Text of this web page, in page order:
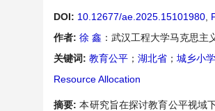
DOI: 10.12677/ae.2025.15101980
作者: 徐 鑫 ：武汉工程大学马克思主
关键词: 教育公平 ； 湖北省 ； 城乡小学
Resource Allocation
摘要:本研究旨在探讨教育公平视域